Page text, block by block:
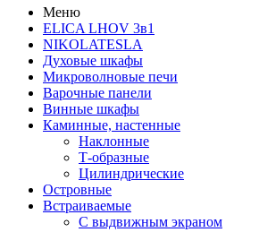
Меню
ELICA LHOV 3в1
NIKOLATESLA
Духовые шкафы
Микроволновые печи
Варочные панели
Винные шкафы
Каминные, настенные
Наклонные
Т-образные
Цилиндрические
Островные
Встраиваемые
С выдвижным экраном